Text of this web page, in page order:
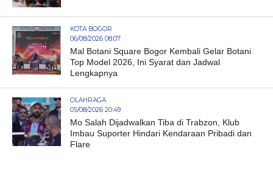
KOTA BOGOR
06/08/2026 08:07
Mal Botani Square Bogor Kembali Gelar Botani
Top Model 2026, Ini Syarat dan Jadwal
Lengkapnya
OLAHRAGA
05/08/2026 20:49
Mo Salah Dijadwalkan Tiba di Trabzon, Klub
Imbau Suporter Hindari Kendaraan Pribadi dan
Flare